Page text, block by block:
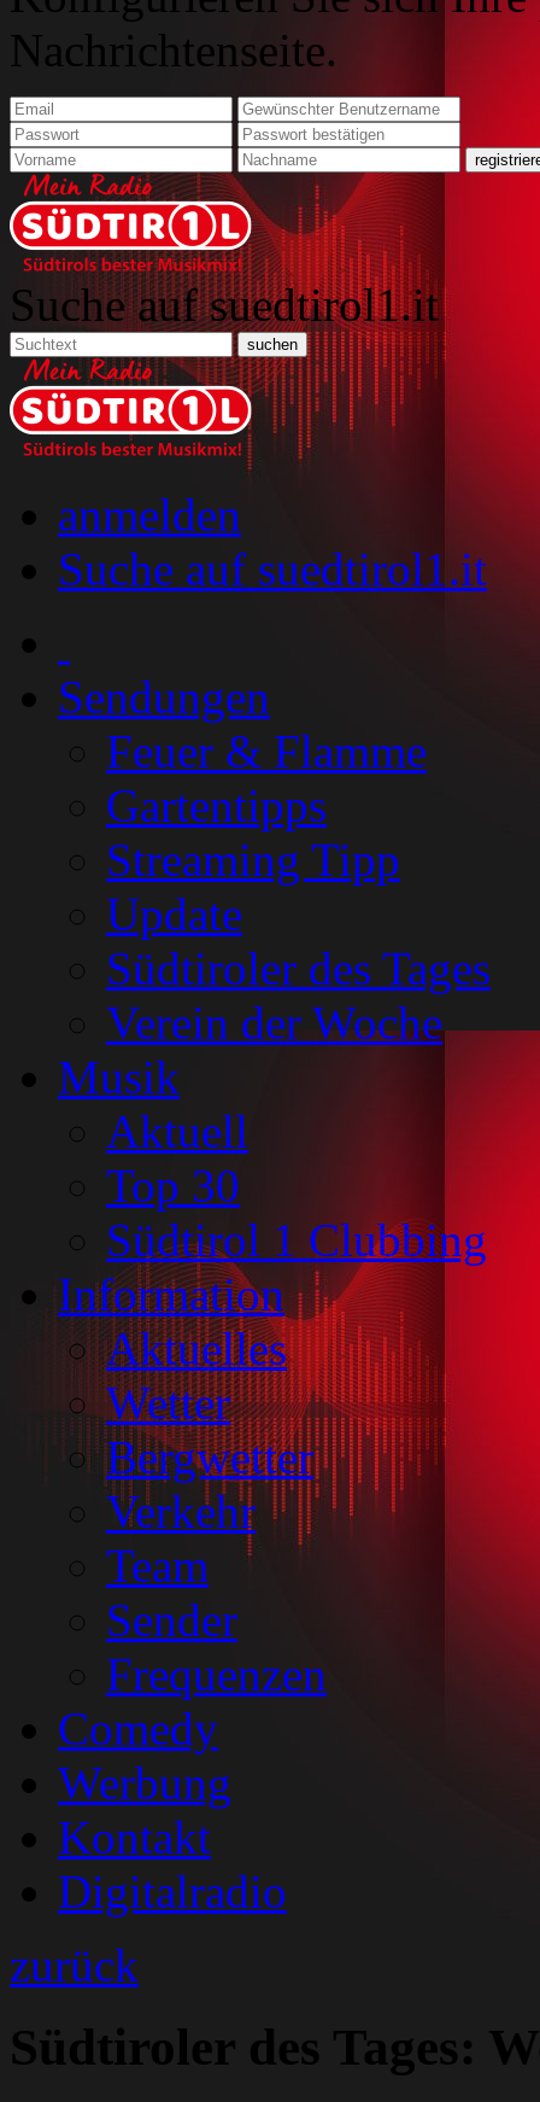
Nachrichtenseite.
Suche auf suedtirol1.it
anmelden
Suche auf suedtirol1.it
Sendungen
Feuer & Flamme
Gartentipps
Streaming Tipp
Update
Südtiroler des Tages
Verein der Woche
Musik
Aktuell
Top 30
Südtirol 1 Clubbing
Information
Aktuelles
Wetter
Bergwetter
Verkehr
Team
Sender
Frequenzen
Comedy
Werbung
Kontakt
Digitalradio
zurück
Südtiroler des Tages: